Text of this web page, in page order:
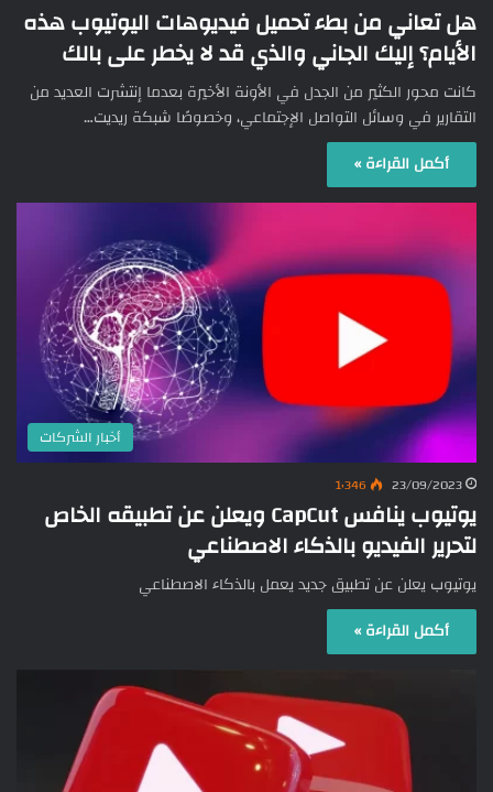
هل تعاني من بطء تحميل فيديوهات اليوتيوب هذه
الأيام؟ إليك الجاني والذي قد لا يخطر على بالك
كانت محور الكثير من الجدل في الأونة الأخيرة بعدما إنتشرت العديد من
التقارير في وسائل التواصل الإجتماعي، وخصوصًا شبكة ريديت…
أكمل القراءة »
أخبار الشركات
23/09/2023 1٬346
يوتيوب ينافس CapCut ويعلن عن تطبيقه الخاص
لتحرير الفيديو بالذكاء الاصطناعي
يوتيوب يعلن عن تطبيق جديد يعمل بالذكاء الاصطناعي
أكمل القراءة »